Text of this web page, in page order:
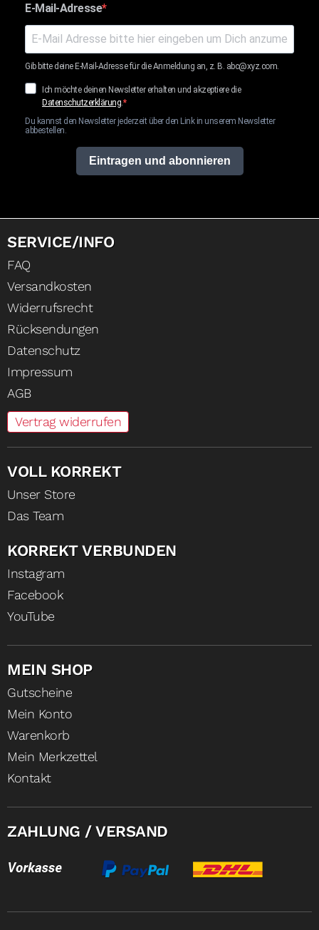
E-Mail-Adresse
Gib bitte deine E-Mail-Adresse für die Anmeldung an, z. B. abc@xyz.com.
Ich möchte deinen Newsletter erhalten und akzeptiere die
Datenschutzerklärung
Du kannst den Newsletter jederzeit über den Link in unserem Newsletter
abbestellen.
Eintragen und abonnieren
SERVICE/INFO
FAQ
Versandkosten
Widerrufsrecht
Rücksendungen
Datenschutz
Impressum
AGB
Vertrag widerrufen
VOLL KORREKT
Unser Store
Das Team
KORREKT VERBUNDEN
Instagram
Facebook
YouTube
MEIN SHOP
Gutscheine
Mein Konto
Warenkorb
Mein Merkzettel
Kontakt
ZAHLUNG / VERSAND